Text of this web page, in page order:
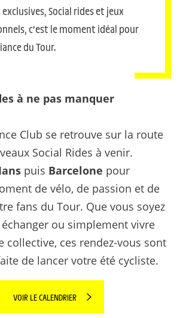
Social rides et jeux
c’est le moment idéal pour
du Tour.
à ne pas manquer
Club se retrouve sur la route
Social Rides à venir.
puis Barcelone pour
de vélo, de passion et de
fans du Tour. Que vous soyez
ou simplement vivre
collective, ces rendez-vous sont
de lancer votre été cycliste.
VOIR LE CALENDRIER